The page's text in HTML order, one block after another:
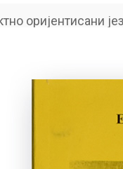
оријентисани